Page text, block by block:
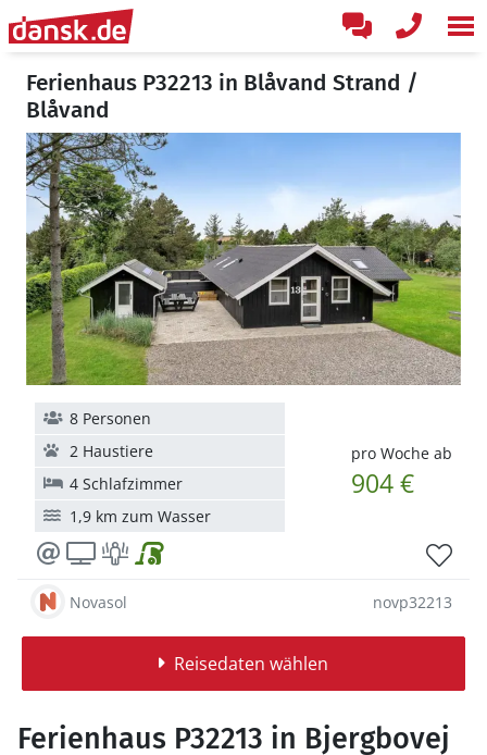
Ferienhaus P32213 in Blåvand Strand /
Blåvand
pro Woche ab
904 €
8 Personen
2 Haustiere
4 Schlafzimmer
1,9 km zum Wasser
Novasol novp32213
Reisedaten wählen
Ferienhaus P32213 in Bjergbovej